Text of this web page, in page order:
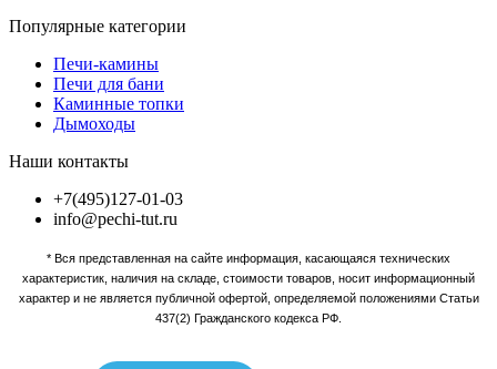
Популярные категории
Печи-камины
Печи для бани
Каминные топки
Дымоходы
Наши контакты
+7(495)127-01-03
info@pechi-tut.ru
* Вся представленная на сайте информация, касающаяся технических
характеристик, наличия на складе, стоимости товаров, носит информационный
характер и не является публичной офертой, определяемой положениями Статьи
437(2) Гражданского кодекса РФ.